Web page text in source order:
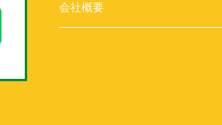
会社概要